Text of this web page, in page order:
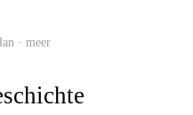
· meer